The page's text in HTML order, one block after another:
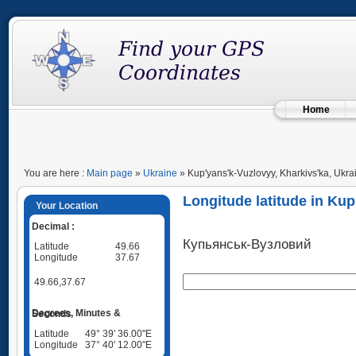
Home
You are here : Main page » Ukraine » Kup'yans'k-Vuzlovyy, Kharkivs'ka,
Your Location
Decimal :
Latitude
49.66
Longitude
37.67
49.66,37.67
Degrees, Minutes & Seconds
Latitude
49° 39' 36.00"E
Longitude
37° 40' 12.00"E
Longitude latitude in
Купьянськ-Вузловий